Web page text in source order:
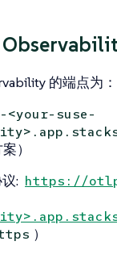
的端点为：
suse-
）
: https://
）